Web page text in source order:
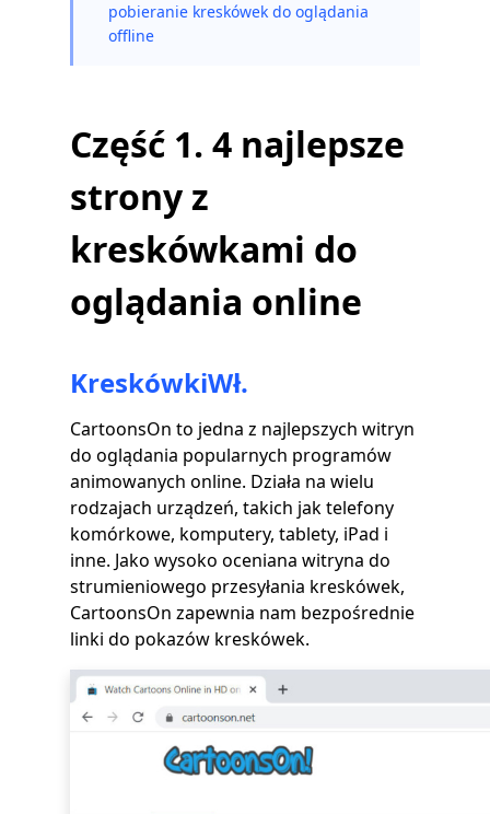
pobieranie kreskówek do oglądania
offline
Część 1. 4 najlepsze
strony z
kreskówkami do
oglądania online
KreskówkiWł.
CartoonsOn to jedna z najlepszych witryn
do oglądania popularnych programów
animowanych online. Działa na wielu
rodzajach urządzeń, takich jak telefony
komórkowe, komputery, tablety, iPad i
inne. Jako wysoko oceniana witryna do
strumieniowego przesyłania kreskówek,
CartoonsOn zapewnia nam bezpośrednie
linki do pokazów kreskówek.